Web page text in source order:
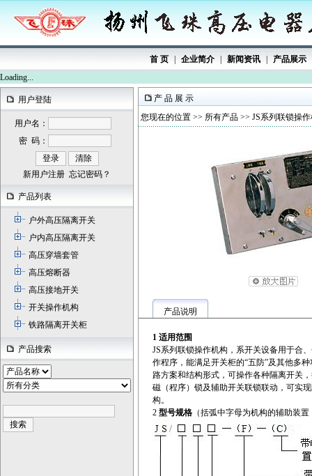
首 页 企业简介 新闻资讯 产品展示
Loading...
用户登陆
用户名：
密 码：
新用户注册 忘记密码？
产品列表
户外高压隔离开关
户内高压隔离开关
高压穿墙套管
高压熔断器
高压接地开关
开关操作机构
铁路隔离开关柜
产品搜索
产 品 展 示
您现在的位置 >> 所有产品 >> JS系列联锁操
产品说明
1 适用范围
JS系列联锁操作机构，系开关设备用于合
作程序，能满足开关柜的“五防”及其他多
路方案和结构形式，可操作各种隔离开关
磁（程序）锁及辅助开关联锁联动，可实
构。
2 型号规格（括弧中字母为机构的辅助装置